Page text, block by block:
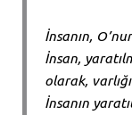
İnsanın,
İnsan,
olarak,
İnsanın